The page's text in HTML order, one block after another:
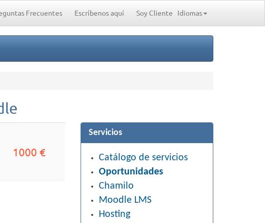
Idiomas
Frecuentes Escríbenos aquí Soy Cliente
1000 €
Servicios
Catálogo de servicios
Oportunidades
Chamilo
Moodle LMS
Hosting